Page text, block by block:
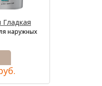
Гладкая
наружных